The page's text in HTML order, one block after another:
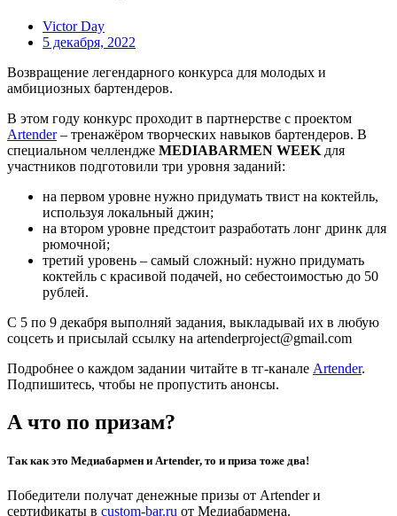
Victor Day
5 декабря, 2022
Возвращение легендарного конкурса для молодых и
амбициозных бартендеров.
В этом году конкурс проходит в партнерстве с проектом
Artender– тренажёром творческих навыков бартендеров. В
специальном челлендже MEDIABARMEN WEEK для
участников подготовили три уровня заданий:
на первом уровне нужно придумать твист на коктейль,
используя локальный джин;
на втором уровне предстоит разработать лонг дринк для
рюмочной;
третий уровень – самый сложный: нужно придумать
коктейль с красивой подачей, но себестоимостью до 50
рублей.
С 5 по 9 декабря выполняй задания, выкладывай их в любую
соцсеть и присылай ссылку на artenderproject@gmail.com
Подробнее о каждом задании читайте в тг-канале Artender.
Подпишитесь, чтобы не пропустить анонсы.
А что по призам?
Так как это Медиабармен и Artender, то и приза тоже два!
Победители получат денежные призы от Artender и
сертификаты в custom-bar.ru от Медиабармена.